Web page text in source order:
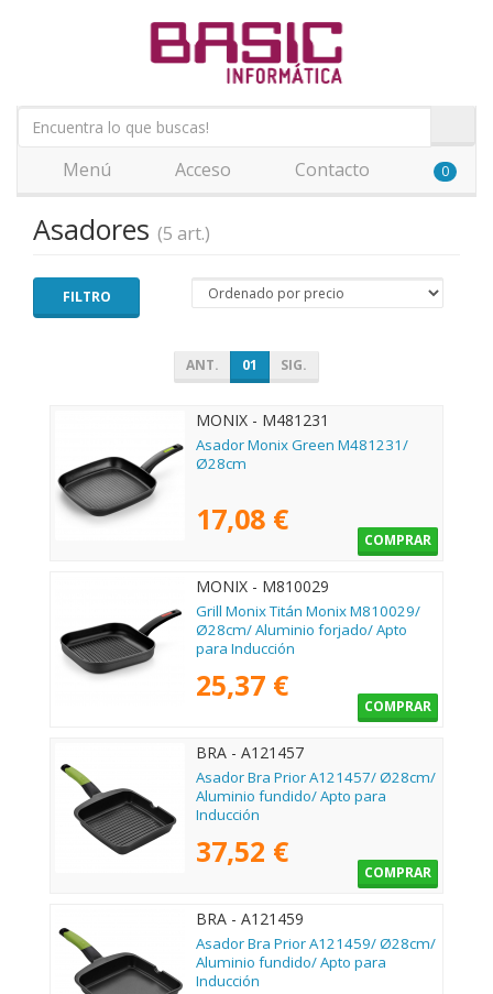
Menú Acceso Contacto 0
Asadores (5 art.)
FILTRO
ANT. 01 SIG.
MONIX - M481231
Asador Monix Green M481231/
Ø28cm
17,08 €
COMPRAR
MONIX - M810029
Grill Monix Titán Monix M810029/
Ø28cm/ Aluminio forjado/ Apto
para Inducción
25,37 €
COMPRAR
BRA - A121457
Asador Bra Prior A121457/ Ø28cm/
Aluminio fundido/ Apto para
Inducción
37,52 €
COMPRAR
BRA - A121459
Asador Bra Prior A121459/ Ø28cm/
Aluminio fundido/ Apto para
Inducción